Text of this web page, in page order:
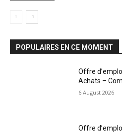
POPULAIRES EN CE MOMENT
Offre
Achats –
6 August 2026
Offre